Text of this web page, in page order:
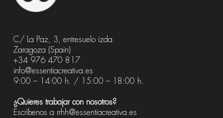
C/ La Paz, 3, entresuelo izda.
Zaragoza (Spain)
+34 976 470 817
info@essentiacreativa.es
9:00 – 14:00 h. / 15:00 – 18:00 h.
¿Quieres trabajar con nosotros?
Escríbenos a rrhh@essentiacreativa.es